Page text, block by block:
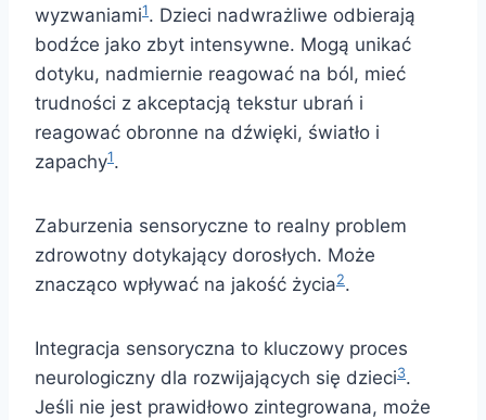
wyzwaniami1. Dzieci nadwrażliwe odbierają
bodźce jako zbyt intensywne. Mogą unikać
dotyku, nadmiernie reagować na ból, mieć
trudności z akceptacją tekstur ubrań i
reagować obronne na dźwięki, światło i
zapachy1.
Zaburzenia sensoryczne to realny problem
zdrowotny dotykający dorosłych. Może
znacząco wpływać na jakość życia2.
Integracja sensoryczna to kluczowy proces
neurologiczny dla rozwijających się dzieci3.
Jeśli nie jest prawidłowo zintegrowana, może